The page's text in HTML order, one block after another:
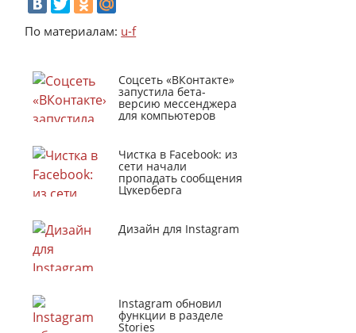
По материалам: u-f
Соцсеть «ВКонтакте»
запустила бета-
версию мессенджера
для компьютеров
Чистка в Facebook: из
сети начали
пропадать сообщения
Цукерберга
Дизайн для Instagram
Instagram обновил
функции в разделе
Stories